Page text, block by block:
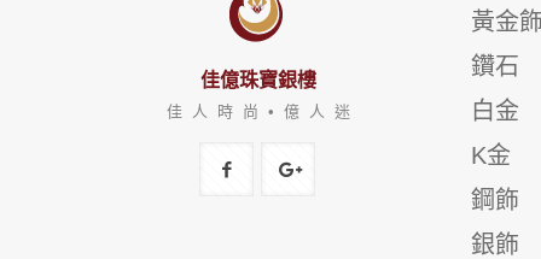
佳億珠寶銀樓
佳 人 時 尚 • 億 人 迷
黃金
鑽石
白金
K金
鋼飾
銀飾